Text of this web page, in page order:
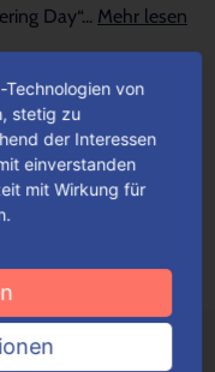
Day“... Mehr lesen
– für
– Blumen
Geschenken
von
stetig zu
der Interessen
einverstanden
mit Wirkung für